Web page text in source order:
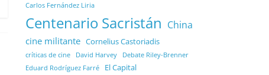
Carlos Fernández Liria
Centenario Sacristán China
cine militante Cornelius Castoriadis
críticas de cine David Harvey Debate Riley-Brenner
Eduard Rodríguez Farré El Capital